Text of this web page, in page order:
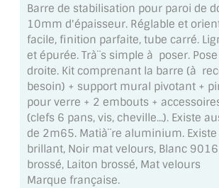
MIROIR DÉCORATIF DE COULEUR
LOTS DE MIROIRS EN MOZAÏQUE
MIROIR POUR PORTE
MIROIR DE SALLE DE BAIN
MIROIR PAROI DE DOUCHE
MIROIR POUR SALLE DE SPORT
Barre de stabilisation pour paroi de
10mm d'épaisseur. Réglable et
facile, finition parfaite, tube carré.
et épurée. Trà¨s simple à poser.
droite. Kit comprenant la barre (à
besoin) + support mural pivotant +
pour verre + 2 embouts +
(clefs 6 pans, vis, cheville...). Existe
de 2m65. Matià¨re aluminium.
brillant, Noir mat velours, Blanc
brossé, Laiton brossé, Mat velours
Marque française.